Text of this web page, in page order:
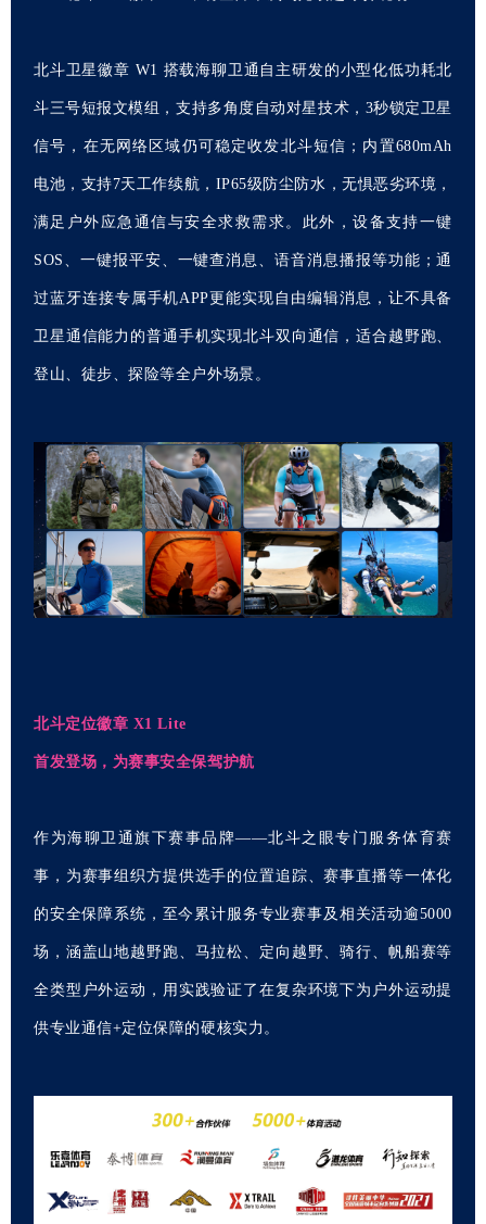
北斗卫星徽章 W1 搭载海聊卫通自主研发的小型化低功耗北
斗三号短报文模组，支持多角度自动对星技术，3秒锁定卫星
信号，在无网络区域仍可稳定收发北斗短信；内置680mAh
电池，支持7天工作续航，IP65级防尘防水，无惧恶劣环境，
满足户外应急通信与安全求救需求。此外，设备支持一键
SOS、一键报平安、一键查消息、语音消息播报等功能；通
过蓝牙连接专属手机APP更能实现自由编辑消息，让不具备
卫星通信能力的普通手机实现北斗双向通信，适合越野跑、
登山、徒步、探险等全户外场景。
北斗定位徽章 X1 Lite
首发登场，为赛事安全保驾护航
作为海聊卫通旗下赛事品牌——北斗之眼专门服务体育赛
事，为赛事组织方提供选手的位置追踪、赛事直播等一体化
的安全保障系统，至今累计服务专业赛事及相关活动逾5000
场，涵盖山地越野跑、马拉松、定向越野、骑行、帆船赛等
全类型户外运动，用实践验证了在复杂环境下为户外运动提
供专业通信+定位保障的硬核实力。